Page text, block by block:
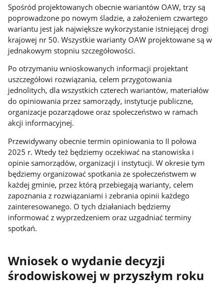
Spośród projektowanych obecnie wariantów OAW, trzy są
poprowadzone po nowym śladzie, a założeniem czwartego
wariantu jest jak największe wykorzystanie istniejącej drogi
krajowej nr 50. Wszystkie warianty OAW projektowane są w
jednakowym stopniu szczegółowości.
Po otrzymaniu wnioskowanych informacji projektant
uszczegółowi rozwiązania, celem przygotowania
jednolitych, dla wszystkich czterech wariantów, materiałów
do opiniowania przez samorządy, instytucje publiczne,
organizacje pozarządowe oraz społeczeństwo w ramach
akcji informacyjnej.
Przewidywany obecnie termin opiniowania to II połowa
2025 r. Wtedy też będziemy oczekiwać na stanowiska i
opinie samorządów, organizacji i instytucji. W okresie tym
będziemy organizować spotkania ze społeczeństwem w
każdej gminie, przez którą przebiegają warianty, celem
zapoznania z rozwiązaniami i zebrania opinii każdego
zainteresowanego. O tych działaniach będziemy
informować z wyprzedzeniem oraz uzgadniać terminy
spotkań.
Wniosek o wydanie decyzji
środowiskowej w przyszłym roku